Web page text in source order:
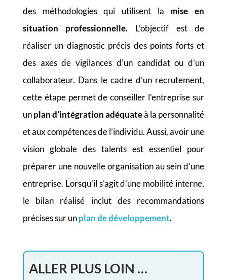
des méthodologies qui utilisent la mise en
situation professionnelle. L’objectif est de
réaliser un diagnostic précis des points forts et
des axes de vigilances d’un candidat ou d’un
collaborateur. Dans le cadre d’un recrutement,
cette étape permet de conseiller l’entreprise sur
unplan d’intégration adéquateà la personnalité
et aux compétences de l’individu. Aussi, avoir une
vision globale des talents est essentiel pour
préparer une nouvelle organisation au sein d’une
entreprise. Lorsqu’il s’agit d’une mobilité interne,
le bilan réalisé inclut des recommandations
précises sur un plan de développement.
ALLER PLUS LOIN …